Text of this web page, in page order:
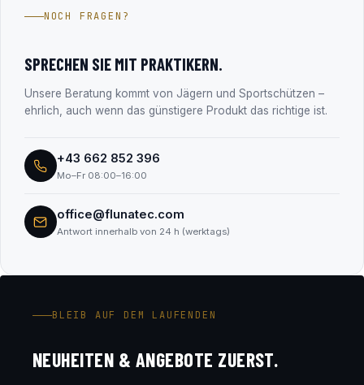
Salzburg). Alle Unternehmensdaten findest du transparent
NOCH FRAGEN?
SPRECHEN SIE MIT PRAKTIKERN.
Unsere Beratung kommt von Jägern und Sportschützen –
ehrlich, auch wenn das günstigere Produkt das richtige ist.
+43 662 852 396
Mo–Fr 08:00–16:00
office@flunatec.com
Antwort innerhalb von 24 h (werktags)
BLEIB AUF DEM LAUFENDEN
NEUHEITEN & ANGEBOTE ZUERST.